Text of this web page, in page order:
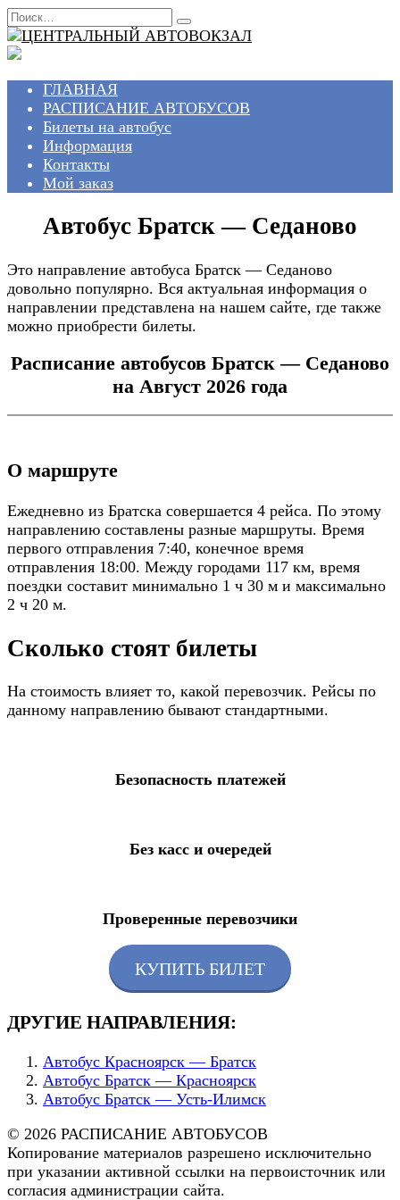
Перейти
к
содержанию
Search
for:
ГЛАВНАЯ
РАСПИСАНИЕ АВТОБУСОВ
Билеты на автобус
Информация
Контакты
Мой заказ
Автобус Братск — Седаново
Это направление автобуса Братск — Седаново
довольно популярно. Вся актуальная информация о
направлении представлена на нашем сайте, где также
можно приобрести билеты.
Расписание автобусов Братск — Седаново
на Август 2026 года
О маршруте
Ежедневно из Братска совершается 4 рейса. По этому
направлению составлены разные маршруты. Время
первого отправления 7:40, конечное время
отправления 18:00. Между городами 117 км, время
поездки составит минимально 1 ч 30 м и максимально
2 ч 20 м.
Сколько стоят билеты
На стоимость влияет то, какой перевозчик. Рейсы по
данному направлению бывают стандартными.
Безопасность платежей
Без касс и очередей
Проверенные перевозчики
КУПИТЬ БИЛЕТ
ДРУГИЕ НАПРАВЛЕНИЯ:
Автобус Красноярск — Братск
Автобус Братск — Красноярск
Автобус Братск — Усть-Илимск
© 2026 РАСПИСАНИЕ АВТОБУСОВ
Копирование материалов разрешено исключительно
при указании активной ссылки на первоисточник или
согласия администрации сайта.